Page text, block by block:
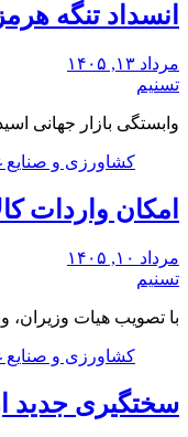
انسداد تنگه
مرداد ۱۳, ۱۴۰۵
تسنیم
وابستگی بازار جهانی
کشاورزی و صنایع
امکان واردات
مرداد ۱۰, ۱۴۰۵
تسنیم
با تصویب هیات وزیران،
کشاورزی و صنایع
سختگیری جدید